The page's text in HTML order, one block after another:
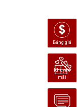
Bảng giá
Khuyến
mãi